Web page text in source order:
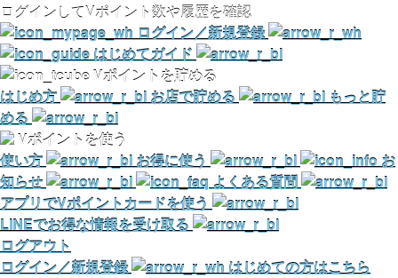
ログインしてVポイント数や履歴を確認
ログイン／新規登録
はじめてガイド
Vポイントを貯める
はじめ方
お店で貯める
もっと貯
める
Vポイントを使う
使い方
お得に使う
お
知らせ
よくある質問
アプリでVポイントカードを使う
LINEでお得な情報を受け取る
ログアウト
ログイン／新規登録
はじめての方はこちら